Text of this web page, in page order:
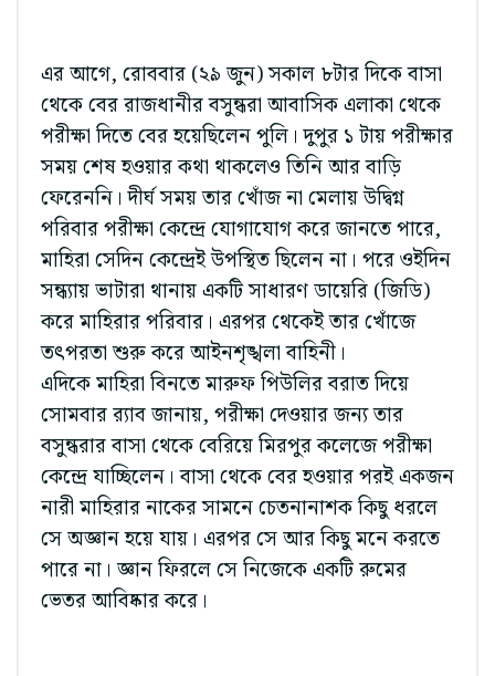
এর আগে, রোববার (২৯ জুন) সকাল ৮টার দিকে বাসা
থেকে বের রাজধানীর বসুন্ধরা আবাসিক এলাকা থেকে
পরীক্ষা দিতে বের হয়েছিলেন পুলি। দুপুর ১ টায় পরীক্ষার
সময় শেষ হওয়ার কথা থাকলেও তিনি আর বাড়ি
ফেরেননি। দীর্ঘ সময় তার খোঁজ না মেলায় উদ্বিগ্ন
পরিবার পরীক্ষা কেন্দ্রে যোগাযোগ করে জানতে পারে,
মাহিরা সেদিন কেন্দ্রেই উপস্থিত ছিলেন না। পরে ওইদিন
সন্ধ্যায় ভাটারা থানায় একটি সাধারণ ডায়েরি (জিডি)
করে মাহিরার পরিবার। এরপর থেকেই তার খোঁজে
তৎপরতা শুরু করে আইনশৃঙ্খলা বাহিনী।
এদিকে মাহিরা বিনতে মারুফ পিউলির বরাত দিয়ে
সোমবার র‌্যাব জানায়, পরীক্ষা দেওয়ার জন্য তার
বসুন্ধরার বাসা থেকে বেরিয়ে মিরপুর কলেজে পরীক্ষা
কেন্দ্রে যাচ্ছিলেন। বাসা থেকে বের হওয়ার পরই একজন
নারী মাহিরার নাকের সামনে চেতনানাশক কিছু ধরলে
সে অজ্ঞান হয়ে যায়। এরপর সে আর কিছু মনে করতে
পারে না। জ্ঞান ফিরলে সে নিজেকে একটি রুমের
ভেতর আবিষ্কার করে।